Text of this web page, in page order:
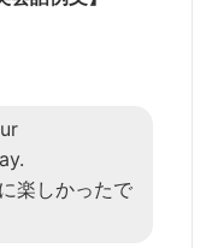
楽しかったで